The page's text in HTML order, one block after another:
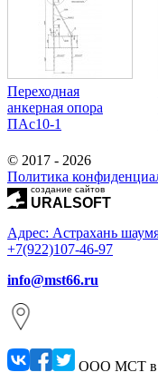
Переходная
анкерная опора
ПАс10-1
© 2017 - 2026
Политика
создание сайтов
URALSOFT
Адрес: Астрахань
+7(922)107-46-97
info@mst66.ru
ООО МСТ в